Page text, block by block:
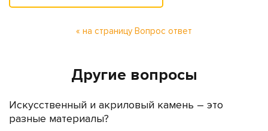
« на страницу Вопрос ответ
Другие вопросы
Искусственный и акриловый камень – это
разные материалы?